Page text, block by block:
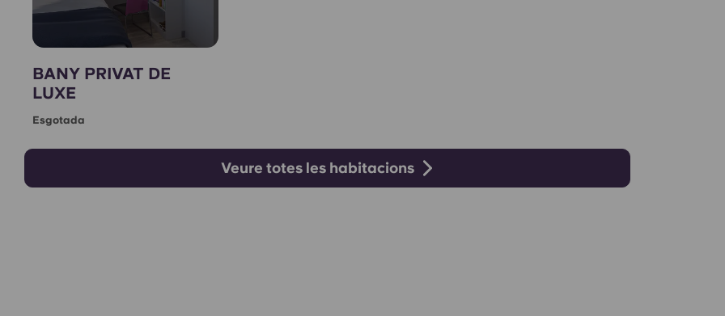
BANY PRIVAT DE
LUXE
Esgotada
Veure totes les habitacions